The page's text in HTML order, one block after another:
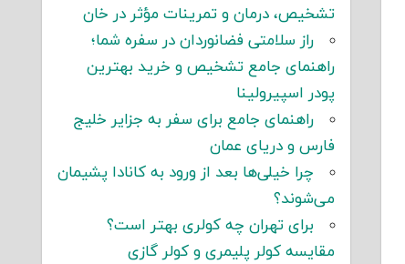
تشخیص، درمان و تمرینات مؤثر در خان
راز سلامتی فضانوردان در سفره شما؛
راهنمای جامع تشخیص و خرید بهترین
پودر اسپیرولینا
راهنمای جامع برای سفر به جزایر خلیج
فارس و دریای عمان
چرا خیلی‌ها بعد از ورود به کانادا پشیمان
می‌شوند؟
برای تهران چه کولری بهتر است؟
مقایسه کولر پلیمری و کولر گازی